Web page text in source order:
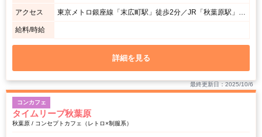
アクセス 東京メトロ銀座線「末広町駅」徒歩2分／JR「秋葉原駅」電気街口より徒歩3分
給料/時給
詳細を見る
最終更新日：2025/10/6
コンカフェ
タイムリープ秋葉原
秋葉原 / コンセプトカフェ（レトロ×制服系）